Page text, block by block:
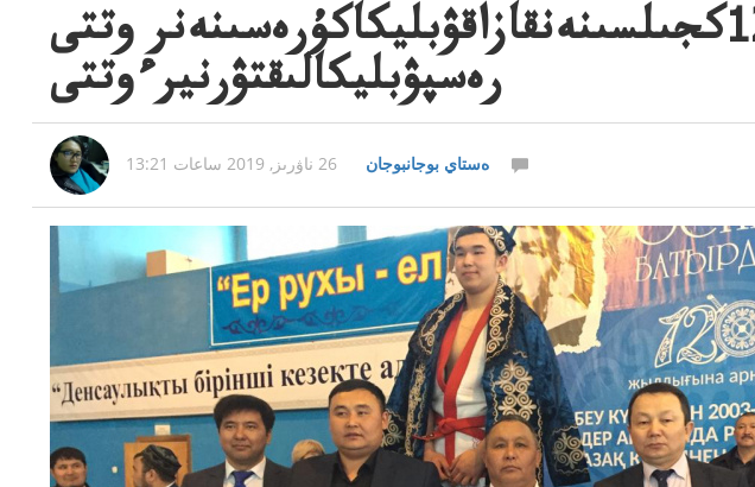
وسپان باتىرباتىر0 جىل:–قاز120كجىلسىنەنقازاقۋبليكاكۇرەسىنەنر وتتى
رەسپۋبليكالىقتۋرنيرءوتتى
ەستاي بوجانبوجان 26 ناۋرىز, 2019 ساعات 13:21